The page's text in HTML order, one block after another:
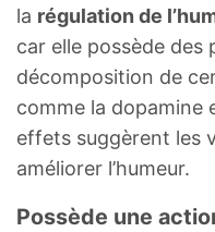
la régulation de
car elle possède des
décomposition de
comme la dopamine
effets suggèrent les
améliorer l’humeur.
Possède une